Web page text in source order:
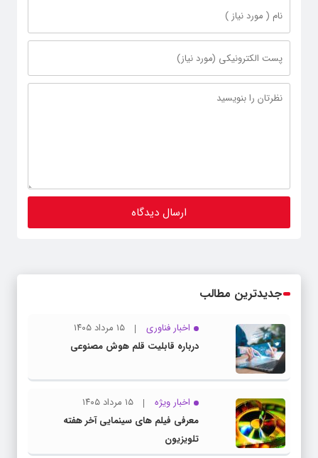
جدیدترین مطالب
اخبار فناوری
۱۵ مرداد ۱۴۰۵
درباره قابلیت قلم هوش مصنوعی
اخبار ویژه
۱۵ مرداد ۱۴۰۵
معرفی فیلم های سینمایی آخر هفته
تلویزیون